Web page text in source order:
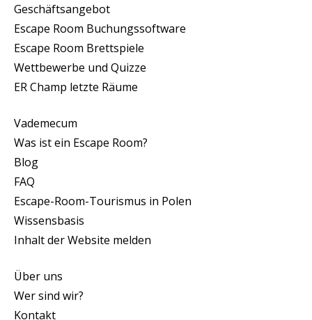
Geschäftsangebot
Escape Room Buchungssoftware
Escape Room Brettspiele
Wettbewerbe und Quizze
ER Champ letzte Räume
Vademecum
Was ist ein Escape Room?
Blog
FAQ
Escape-Room-Tourismus in Polen
Wissensbasis
Inhalt der Website melden
Über uns
Wer sind wir?
Kontakt